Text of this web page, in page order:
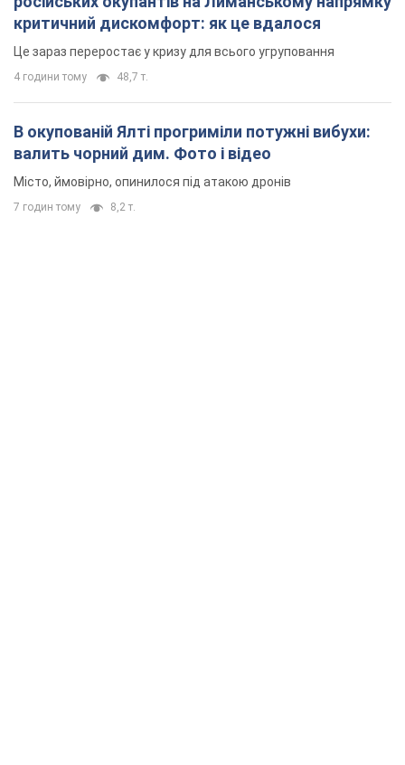
критичний дискомфорт: як це вдалося
Це зараз переростає у кризу для всього угруповання
4 години тому 48,7 т.
В окупованій Ялті прогриміли потужні вибухи:
валить чорний дим. Фото і відео
Місто, ймовірно, опинилося під атакою дронів
7 годин тому 8,2 т.